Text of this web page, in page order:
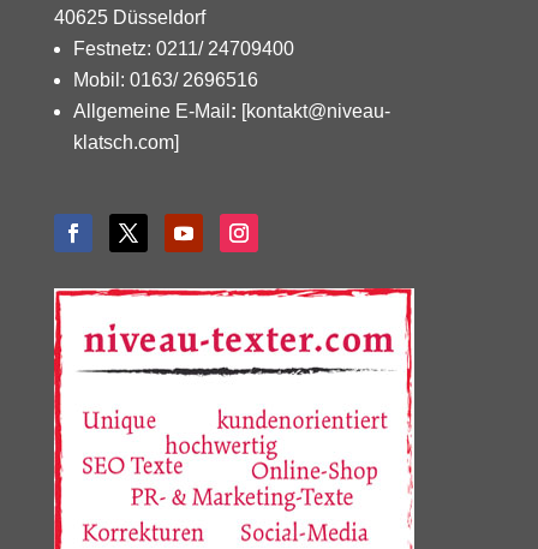
40625 Düsseldorf
Festnetz: 0211/ 24709400
Mobil: 0163/ 2696516
Allgemeine E-Mail : [kontakt@niveau-
klatsch.com]